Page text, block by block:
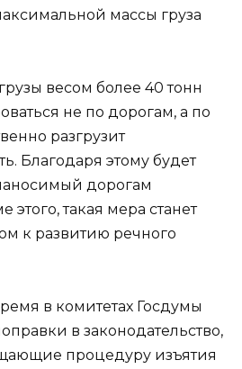
массы груза
весом более 40 тонн
не по дорогам, а по
разгрузит
Благодаря этому будет
дорогам
этого, такая мера станет
к развитию речного
в комитетах Госдумы
в законодательство,
процедуру изъятия